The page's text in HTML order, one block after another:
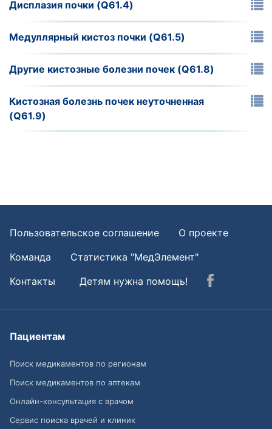
Дисплазия почки (Q61.4)
Медуллярный кистоз почки (Q61.5)
Другие кистозные болезни почек (Q61.8)
Кистозная болезнь почек неуточненная
(Q61.9)
Пользовательское соглашение
О проекте
Команда
Статистика "МедЭлемент"
Контакты
Детям нужна помощь!
Пациентам
Поиск медикаментов по регионам
Поиск медикаментов по аптекам
Онлайн-консультация с врачом
Сервис поиска врачей и клиник